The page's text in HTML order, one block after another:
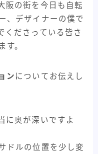
MIYATA NJS
阪の街を今日も自転
、デザイナーの僕で
くださっている皆さ
す。
ン についてお伝えし
に奥が深いですよ
ドルの位置を少し変